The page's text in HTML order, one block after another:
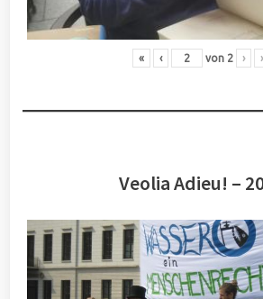
« ‹ von 2 ›
Veolia Adieu! –